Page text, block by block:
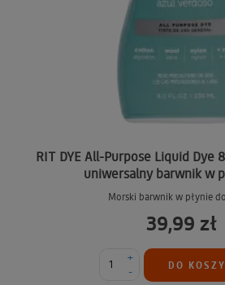
RIT DYE All-Purpose Liquid Dye
uniwersalny barwnik w
Morski barwnik w płynie
39,99 zł
-
+
DO